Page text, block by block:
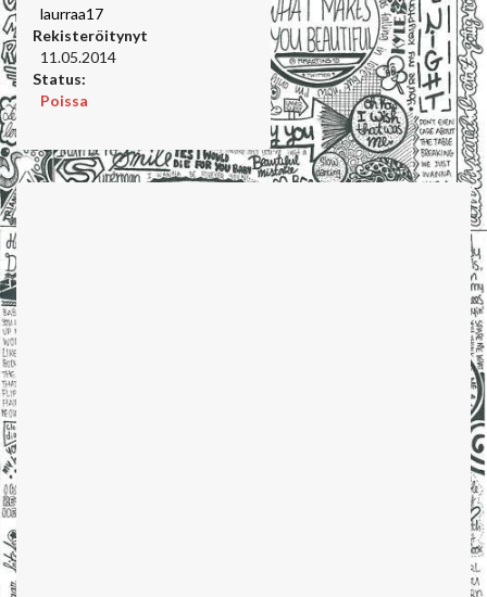
laurraa17
Rekisteröitynyt
11.05.2014
Status:
Poissa